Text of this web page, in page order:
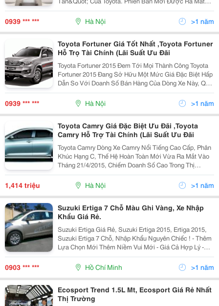
Tháng 03/2014 Với Nhiều Cải Tiến Về Trang Thiết Bị Và
Kiểu Dáng. Cả 4 Phiên Bản Innova Đều Có Cùng Kích
Thước 4585
0939 *** *** Hà Nội >1 năm
Toyota Fortuner Giá Tốt Nhất ,Toyota Fortuner
Hỗ Trọ Tài Chính (Lãi Suất Ưu Đãi
Toyota Fortuner 2015 Đem Tới Mọi Thành Công Toyota
Fortuner 2015 Đang Sở Hữu Một Mức Giá Đặc Biệt Hấp
Dẫn So Với Doanh Số Bán Hàng Của Dòng Xe Này, Quí
Khách Hãy Đến Trực Tiếp Các Đại Lý Chính Hãng Của
Toyota Việt Nam Để Cập Nhật Được Giá Xe
0939 *** *** Hà Nội >1 năm
Toyota Camry Giá Đặc Biệt Ưu Đãi ,Toyota
Camry Hỗ Trợ Tài Chính (Lãi Suất Ưu Đãi
Toyota Camry Dòng Xe Camry Nổi Tiếng Cao Cấp, Phân
Khúc Hạng C, Thế Hệ Hoàn Toàn Mới Vừa Ra Mắt Vào
Tháng 21/4/2015, Chiếm Doanh Số Cao Trong Thị
Trường Xe Nổi Tiếng. Thế Hệ Mới Cung Cấp 3 Phiên
Bản 2.0 E, 2.5 G Và 2.5 Q Với Kích Thước Tăng Hơn
1,414 triệu Hà Nội >1 năm
Suzuki Ertiga 7 Chỗ Màu Ghi Vàng, Xe Nhập
Khẩu Giá Rẻ.
Suzuki Ertiga Giá Rẻ, Suzuki Ertiga 2015, Ertiga 2015,
Suzuki Ertiga 7 Chỗ, Nhập Khẩu Nguyên Chiếc ! - Thêm
Lựa Chọn Mới Thêm Niềm Vui Mới - Giá Cả Hợp Lý -
Tiết Kiệm Tối Đa Chi Phí Sử Dụng Xe Hơi . - Suzuki
Ertiga Trang Bị Hệ Thống An Toàn Cao Abs,
0903 *** *** Hồ Chí Minh >1 năm
Ecosport Trend 1.5L Mt, Ecosport Giá Rẻ Nhất
Thị Trường